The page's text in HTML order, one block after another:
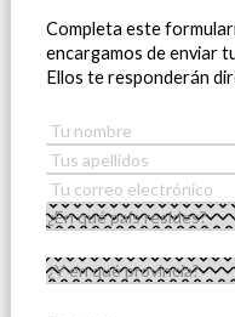
Completa este
encargamos de enviar
Ellos te responderán